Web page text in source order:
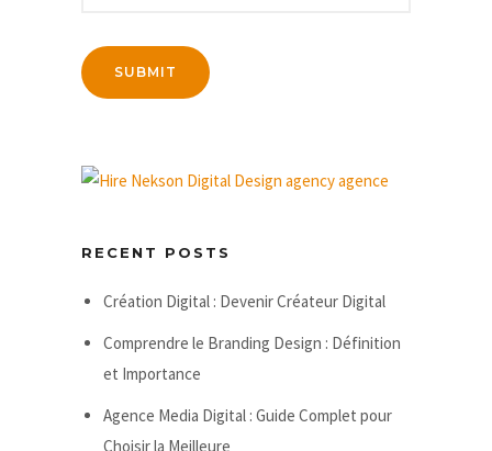
RECENT POSTS
Création Digital : Devenir Créateur Digital
Comprendre le Branding Design : Définition
et Importance
Agence Media Digital : Guide Complet pour
Choisir la Meilleure